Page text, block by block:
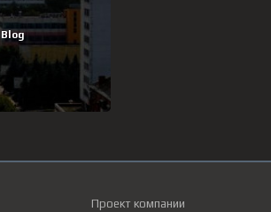
Проект компании